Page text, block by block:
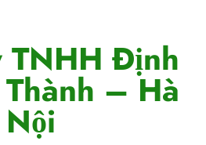
TNHH Định
– Hà
Nội